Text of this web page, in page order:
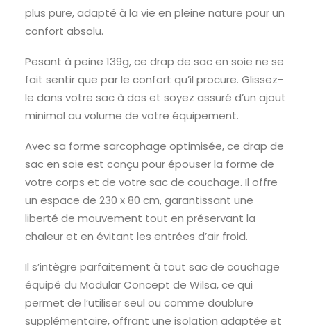
plus pure, adapté à la vie en pleine nature pour un
confort absolu.
Pesant à peine 139g, ce drap de sac en soie ne se
fait sentir que par le confort qu’il procure. Glissez-
le dans votre sac à dos et soyez assuré d’un ajout
minimal au volume de votre équipement.
Avec sa forme sarcophage optimisée, ce drap de
sac en soie est conçu pour épouser la forme de
votre corps et de votre sac de couchage. Il offre
un espace de 230 x 80 cm, garantissant une
liberté de mouvement tout en préservant la
chaleur et en évitant les entrées d’air froid.
Il s’intègre parfaitement à tout sac de couchage
équipé du Modular Concept de Wilsa, ce qui
permet de l’utiliser seul ou comme doublure
supplémentaire, offrant une isolation adaptée et